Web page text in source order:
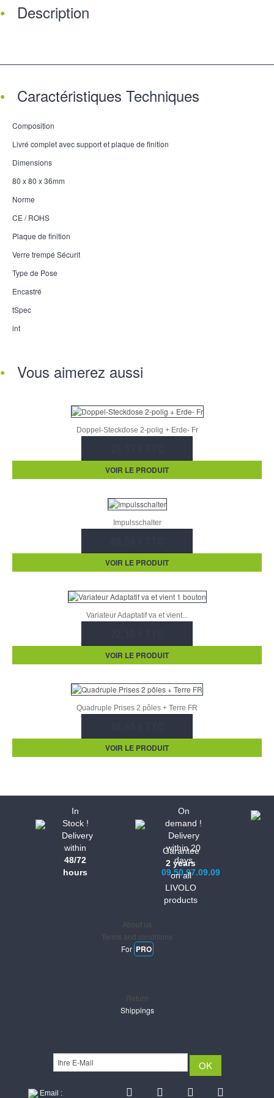
Description
Caractéristiques Techniques
Composition
Livré complet avec support et plaque de finition
Dimensions
80 x 80 x 36mm
Norme
CE / ROHS
Plaque de finition
Verre trempé Sécurit
Type de Pose
Encastré
tSpec
int
Vous aimerez aussi
Doppel-Steckdose 2-polig + Erde- Fr
VOIR LE PRODUIT
Impulsschalter
VOIR LE PRODUIT
Variateur Adaptatif va et vient...
VOIR LE PRODUIT
Quadruple Prises 2 pôles + Terre FR
VOIR LE PRODUIT
In
Stock !
Delivery
within
48/72
hours
On
demand !
Delivery
within 20
days
09.50.97.09.09
Garantee
2 years
on all
LIVOLO
products
About us
Terms and conditions
For PRO
Return
Shippings
Email :